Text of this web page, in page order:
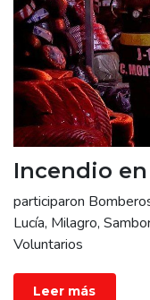
Incendio
participaron
Lucía, Milagro,
Voluntarios
Leer más